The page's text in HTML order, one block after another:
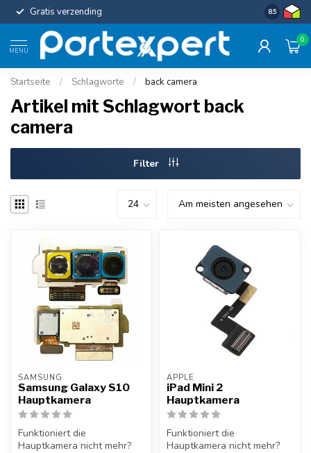
Gratis verzending Uniforme
8.5
MENU
0
Startseite / Schlagworte / back camera
Artikel mit Schlagwort back
camera
Filter
SAMSUNG
Samsung Galaxy S10
Hauptkamera
Funktioniert die
Hauptkamera nicht mehr?
APPLE
iPad Mini 2
Hauptkamera
Funktioniert die
Hauptkamera nicht mehr?